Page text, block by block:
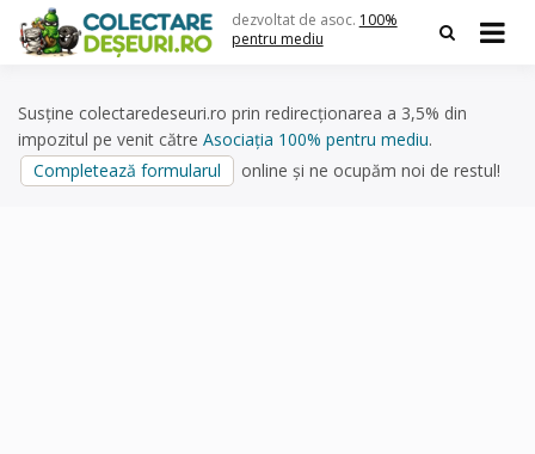
content
dezvoltat de asoc. 100%
pentru mediu
Susține colectaredeseuri.ro prin redirecționarea a 3,5% din
impozitul pe venit către Asociația 100% pentru mediu.
Completează formularul
online și ne ocupăm noi de restul!